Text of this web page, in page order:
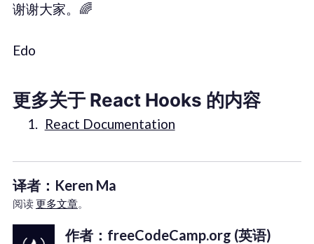
谢谢大家。🌈
Edo
更多关于 React Hooks 的内容
React Documentation
译者：Keren Ma
阅读更多文章。
作者：freeCodeCamp.org (英语)